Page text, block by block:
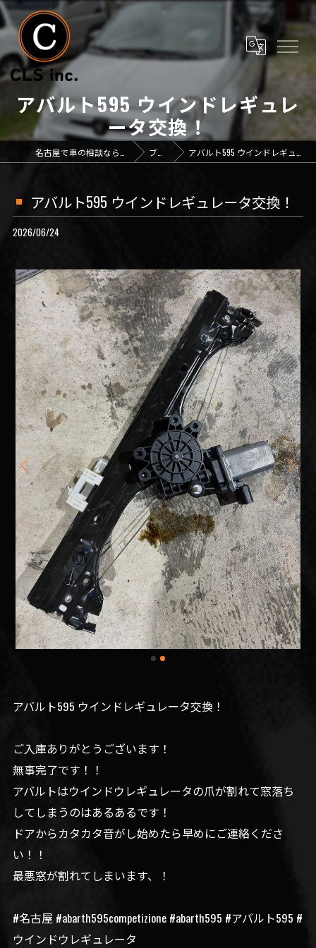
アバルト595 ウインドレギュレ
ータ交換！
ブログ アバルト595 ウインドレギュレータ交換！
アバルト595 ウインドレギュレータ交換！
2026/06/24
アバルト595 ウインドレギュレータ交換！
ご入庫ありがとうございます！
無事完了です！！
アバルトはウインドウレギュレータの爪が割れて窓落ち
してしまうのはあるあるです！
ドアからカタカタ音がし始めたら早めにご連絡くださ
い！！
最悪窓が割れてしまいます、！
#名古屋 #abarth595competizione #abarth595 #アバルト595 #
ウインドウレギュレータ